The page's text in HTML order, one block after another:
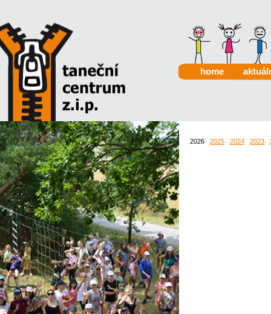
home
2026 2025 2024 2023